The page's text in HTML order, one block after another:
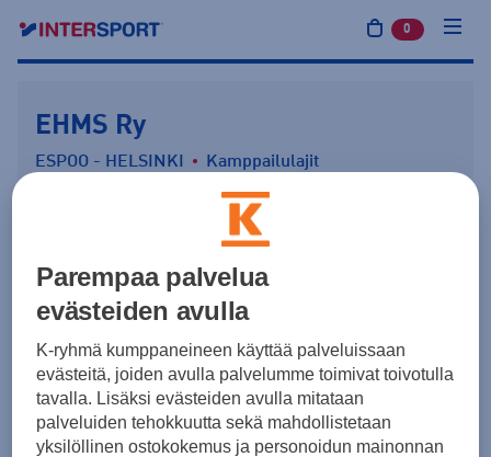
0 tuotetta
EHMS Ry
ESPOO - HELSINKI Kamppailulajit
SEURAA PALVELEVA KAUPPA
Intersport Helsinki Easton
Helsinki
Katso kaupan tiedot
Näytä Kamppailulajit-joukkueet
Parempaa palvelua
evästeiden avulla
K-ryhmä kumppaneineen käyttää palveluissaan
evästeitä, joiden avulla palvelumme toimivat toivotulla
tavalla. Lisäksi evästeiden avulla mitataan
palveluiden tehokkuutta sekä mahdollistetaan
yksilöllinen ostokokemus ja personoidun mainonnan